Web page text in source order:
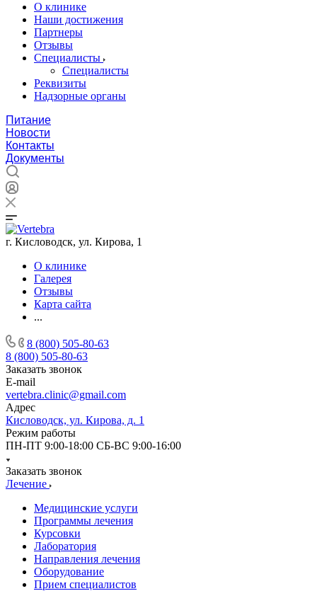
О клинике
Наши достижения
Партнеры
Отзывы
Специалисты
Специалисты
Реквизиты
Надзорные органы
Питание
Новости
Контакты
Документы
г. Кисловодск, ул. Кирова, 1
О клинике
Галерея
Отзывы
Карта сайта
...
8 (800) 505-80-63
8 (800) 505-80-63
Заказать звонок
E-mail
vertebra.clinic@gmail.com
Адрес
Кисловодск, ул. Кирова, д. 1
Режим работы
ПН-ПТ 9:00-18:00 СБ-ВС 9:00-16:00
Заказать звонок
Лечение
Медицинские услуги
Программы лечения
Курсовки
Лаборатория
Направления лечения
Оборудование
Прием специалистов